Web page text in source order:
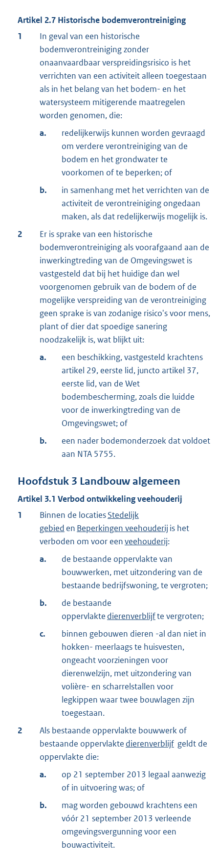
Artikel 2.7 Historische bodemverontreiniging
1
In geval van een historische
bodemverontreiniging zonder
onaanvaardbaar verspreidingsrisico is het
verrichten van een activiteit alleen toegestaan
als in het belang van het bodem- en het
watersysteem mitigerende maatregelen
worden genomen, die:
a.
redelijkerwijs kunnen worden gevraagd
om verdere verontreiniging van de
bodem en het grondwater te
voorkomen of te beperken; of
b.
in samenhang met het verrichten van de
activiteit de verontreiniging ongedaan
maken, als dat redelijkerwijs mogelijk is.
2
Er is sprake van een historische
bodemverontreiniging als voorafgaand aan de
inwerkingtreding van de Omgevingswet is
vastgesteld dat bij het huidige dan wel
voorgenomen gebruik van de bodem of de
mogelijke verspreiding van de verontreiniging
geen sprake is van zodanige risico's voor mens,
plant of dier dat spoedige sanering
noodzakelijk is, wat blijkt uit:
a.
een beschikking, vastgesteld krachtens
artikel 29, eerste lid, juncto artikel 37,
eerste lid, van de Wet
bodembescherming, zoals die luidde
voor de inwerkingtreding van de
Omgevingswet; of
b.
een nader bodemonderzoek dat voldoet
aan NTA 5755.
Hoofdstuk 3 Landbouw algemeen
Artikel 3.1 Verbod ontwikkeling veehouderij
1
Binnen de locatiesStedelijk
gebied en Beperkingen veehouderij is het
verboden om voor eenveehouderij:
a.
de bestaande oppervlakte van
bouwwerken, met uitzondering van de
bestaande bedrijfswoning, te vergroten;
b.
de bestaande
oppervlakte dierenverblijfte vergroten;
c.
binnen gebouwen dieren -al dan niet in
hokken- meerlaags te huisvesten,
ongeacht voorzieningen voor
dierenwelzijn, met uitzondering van
volière- en scharrelstallen voor
legkippen waar twee bouwlagen zijn
toegestaan.
2
Als bestaande oppervlakte bouwwerk of
bestaande oppervlakte dierenverblijf geldt de
oppervlakte die:
a.
op 21 september 2013 legaal aanwezig
of in uitvoering was; of
b.
mag worden gebouwd krachtens een
vóór 21 september 2013 verleende
omgevingsvergunning voor een
bouwactiviteit.